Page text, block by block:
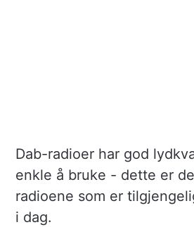
Dab-radioer har god
enkle å bruke - dette er
radioene som er
i dag.